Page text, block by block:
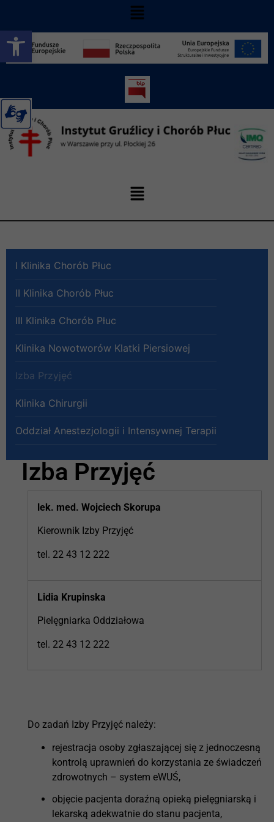
Otwórz pasek narzędzi
I Klinika Chorób Płuc
II Klinika Chorób Płuc
III Klinika Chorób Płuc
Klinika Nowotworów Klatki Piersiowej
Izba Przyjęć
Klinika Chirurgii
Oddział Anestezjologii i Intensywnej Terapii
Izba Przyjęć
lek. med. Wojciech Skorupa
Kierownik Izby Przyjęć
tel. 22 43 12 222
Lidia Krupinska
Pielęgniarka Oddziałowa
tel. 22 43 12 222
Do zadań Izby Przyjęć należy:
rejestracja osoby zgłaszającej się z jednoczesną
kontrolą uprawnień do korzystania ze świadczeń
zdrowotnych – system eWUŚ,
objęcie pacjenta doraźną opieką pielęgniarską i
lekarską adekwatnie do stanu pacjenta,